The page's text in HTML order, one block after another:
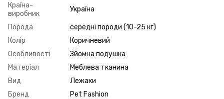
Країна-
виробник
Україна
Порода
середні породи (10-25 кг)
Колір
Коричневий
Особливості
Зйомна подушка
Матеріал
Меблева тканина
Вид
Лежаки
Бренд
Pet Fashion